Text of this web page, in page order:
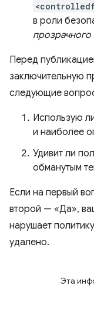
в роли
Перед
заключительную
следующие
Использую
и наиболее
Удивит ли
обманутым
Если на первый
второй — «Да»,
нарушает
удалено.
Эта